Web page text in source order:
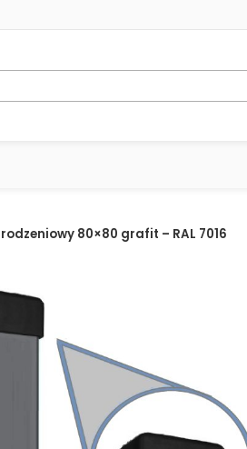
80×80 grafit – RAL 7016